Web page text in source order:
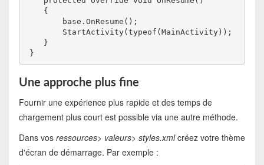
}
Une approche plus fine
Fournir une expérience plus rapide et des temps de
chargement plus court est possible via une autre méthode.
Dans vos ressources> valeurs> styles.xmlcréez votre thème
d'écran de démarrage. Par exemple :